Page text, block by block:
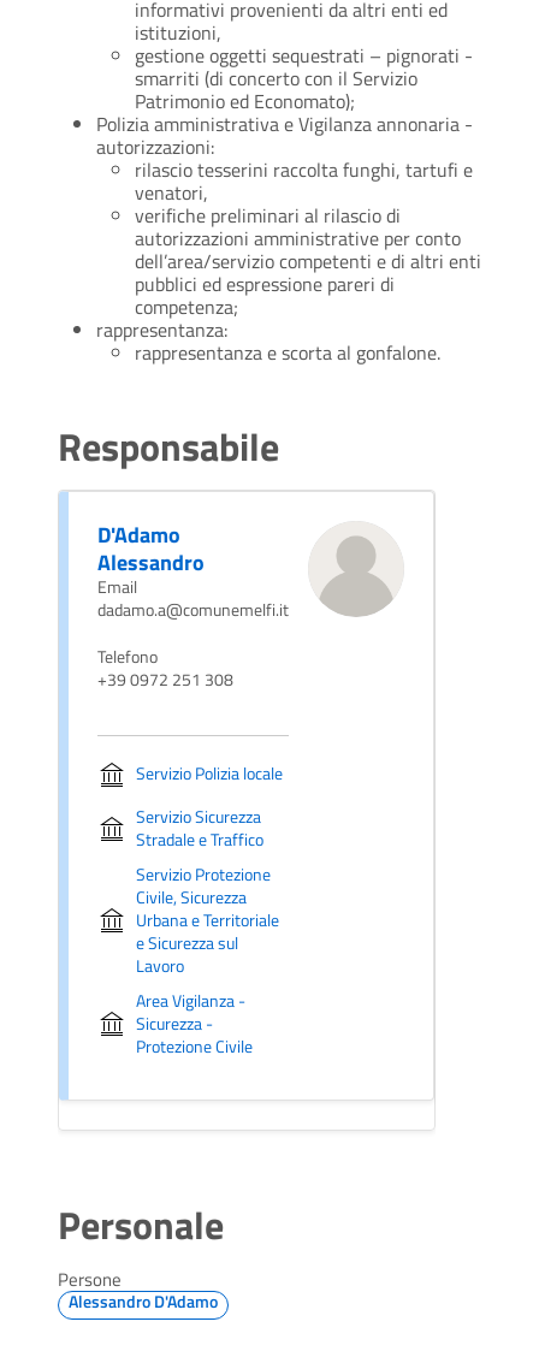
informativi provenienti da altri enti ed
istituzioni,
gestione oggetti sequestrati – pignorati -
smarriti (di concerto con il Servizio
Patrimonio ed Economato);
Polizia amministrativa e Vigilanza annonaria -
autorizzazioni:
rilascio tesserini raccolta funghi, tartufi e
venatori,
verifiche preliminari al rilascio di
autorizzazioni amministrative per conto
dell’area/servizio competenti e di altri enti
pubblici ed espressione pareri di
competenza;
rappresentanza:
rappresentanza e scorta al gonfalone.
Responsabile
D'Adamo
Alessandro
Email
dadamo.a@comunemelfi.it
Telefono
+39 0972 251 308
Servizio Polizia locale
Servizio Sicurezza
Stradale e Traffico
Servizio Protezione
Civile, Sicurezza
Urbana e Territoriale
e Sicurezza sul
Lavoro
Area Vigilanza -
Sicurezza -
Protezione Civile
Personale
Persone
Alessandro D'Adamo